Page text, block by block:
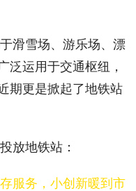
滑雪场、游乐场、漂
泛运用于交通枢纽，
期更是掀起了地铁站
放地铁站：
服务，小创新暖到市